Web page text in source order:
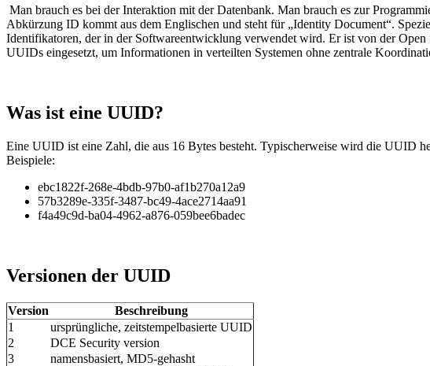
Man brauch es bei der Interaktion mit der Datenbank. Man brauch es zur
Abkürzung ID kommt aus dem Englischen und steht für „Identity Document“.
Identifikatoren, der in der Softwareentwicklung verwendet wird. Er ist von der
UUIDs eingesetzt, um Informationen in verteilten Systemen ohne zentrale
Was ist eine UUID?
Eine UUID ist eine Zahl, die aus 16 Bytes besteht. Typischerweise wird die UUID
Beispiele:
ebc1822f-268e-4bdb-97b0-af1b270a12a9
57b3289e-335f-3487-bc49-4ace2714aa91
f4a49c9d-ba04-4962-a876-059bee6badec
Versionen der UUID
Version
Beschreibung
1
ursprüngliche, zeitstempelbasierte UUID
2
DCE Security version
3
namensbasiert, MD5-gehasht